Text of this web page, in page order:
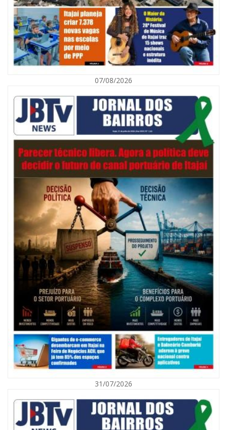
Navegantes celebra 64 anos com shows nacionais de Ferrugem, Banda
Morada e Chiquito & Bordoneio
ITAJAÍ
07/08/2026 | 07:00
Nem toda violência deixa marcas: conheça os sinais de alerta da
BALNEÁRIO CAMBORIÚ
07/08/2026
31/07/2026